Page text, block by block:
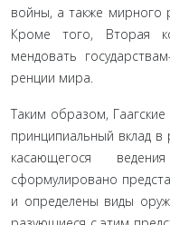
войны, а также мирного
Кроме того, Вторая
мендовать
ренции мира.
Таким образом,
принципиальный вклад
касающегося
сформулировано
и определены виды